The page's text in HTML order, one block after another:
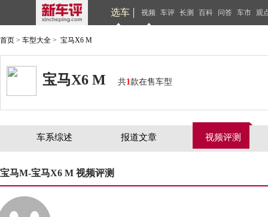
选车 视频 车评 长测 百科 问答 车市 观
首页 > 车型大全 > 宝马X6 M
宝马X6 M 共1款在售车型
车系综述 报道文章 视频评测
宝马M-宝马X6 M 视频评测